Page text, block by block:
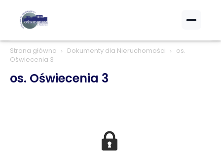
Strona główna Dokumenty dla Nieruchomości
os.
Oświecenia 3
os. Oświecenia 3